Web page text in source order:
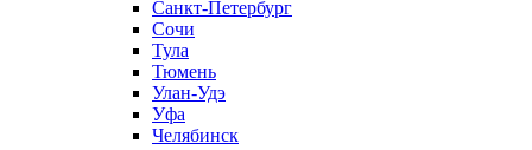
Санкт-Петербург
Сочи
Тула
Тюмень
Улан-Удэ
Уфа
Челябинск